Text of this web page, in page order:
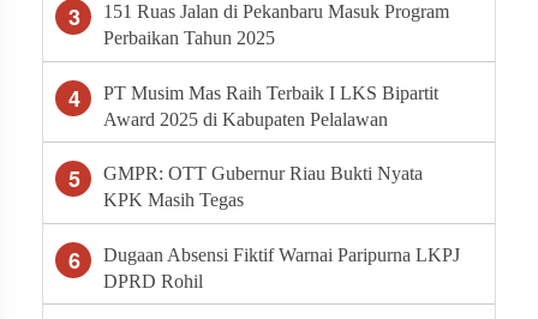
3
151 Ruas Jalan di Pekanbaru Masuk Program
Perbaikan Tahun 2025
4
PT Musim Mas Raih Terbaik I LKS Bipartit
Award 2025 di Kabupaten Pelalawan
5
GMPR: OTT Gubernur Riau Bukti Nyata
KPK Masih Tegas
6
Dugaan Absensi Fiktif Warnai Paripurna LKPJ
DPRD Rohil